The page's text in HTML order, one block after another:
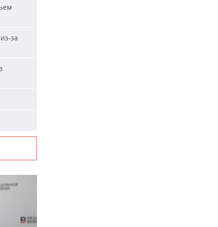
за